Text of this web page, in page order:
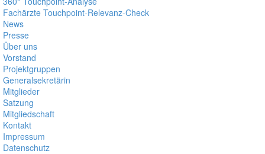
Fachärzte Touchpoint-Relevanz-Check
News
Presse
Über uns
Vorstand
Projektgruppen
Generalsekretärin
Mitglieder
Satzung
Mitgliedschaft
Kontakt
Impressum
Datenschutz